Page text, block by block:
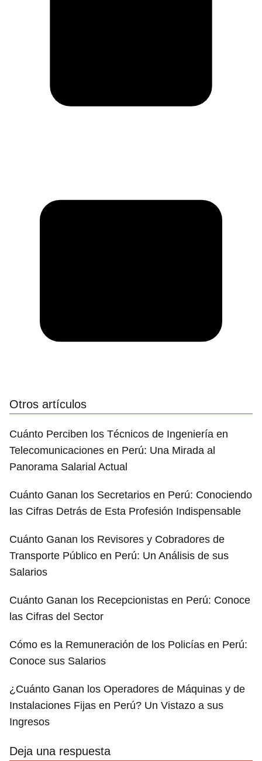
Otros artículos
Cuánto Perciben los Técnicos de Ingeniería en
Telecomunicaciones en Perú: Una Mirada al
Panorama Salarial Actual
Cuánto Ganan los Secretarios en Perú: Conociendo
las Cifras Detrás de Esta Profesión Indispensable
Cuánto Ganan los Revisores y Cobradores de
Transporte Público en Perú: Un Análisis de sus
Salarios
Cuánto Ganan los Recepcionistas en Perú: Conoce
las Cifras del Sector
Cómo es la Remuneración de los Policías en Perú:
Conoce sus Salarios
¿Cuánto Ganan los Operadores de Máquinas y de
Instalaciones Fijas en Perú? Un Vistazo a sus
Ingresos
Deja una respuesta